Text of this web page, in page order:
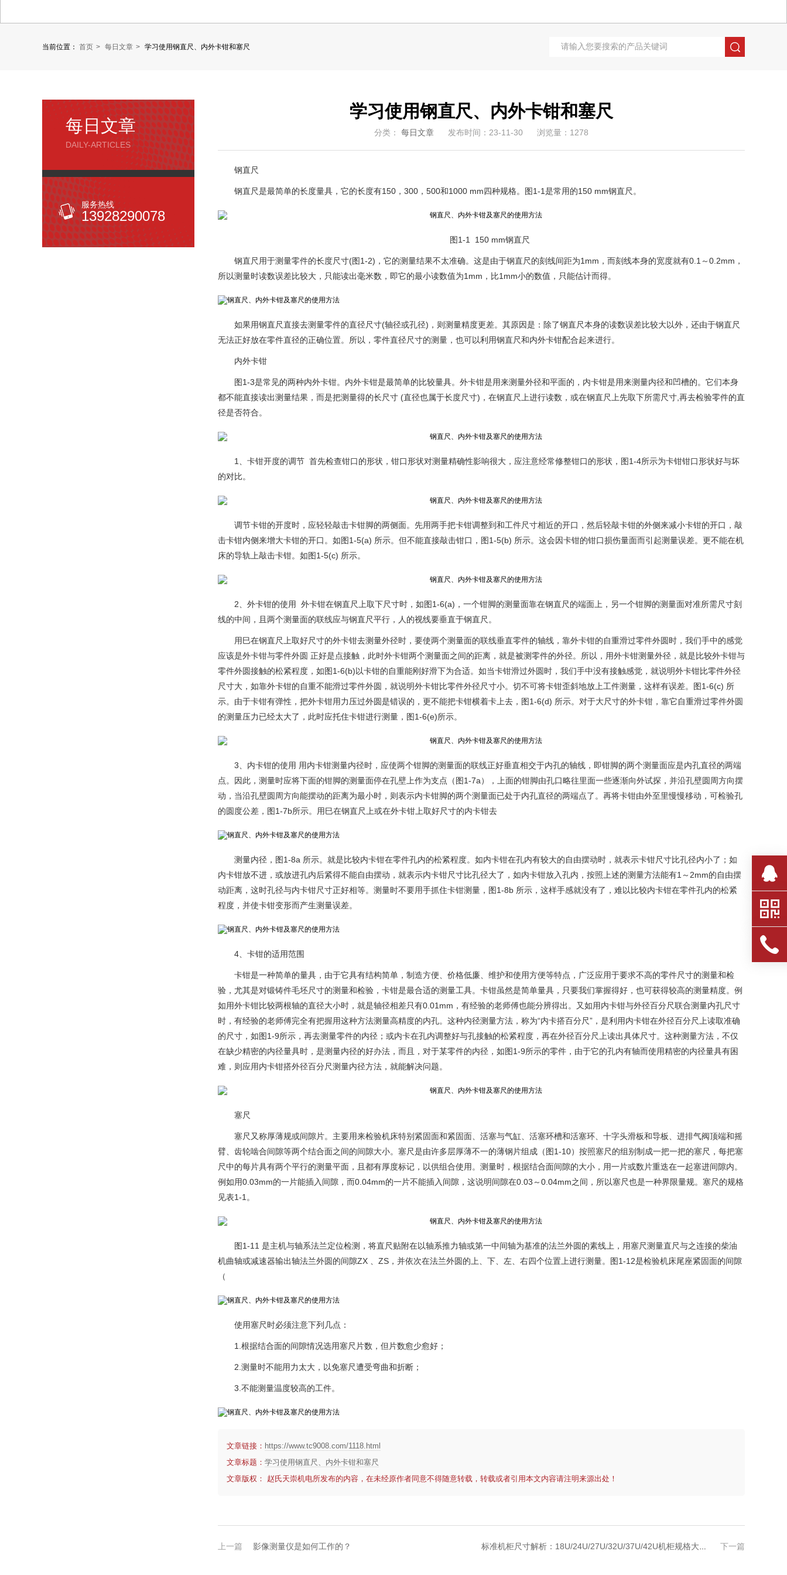
当前位置： 首页 每日文章 学习使用钢直尺、内外卡钳和塞尺
每日文章
DAILY-ARTICLES
服务热线
13928290078
学习使用钢直尺、内外卡钳和塞尺
分类： 每日文章 发布时间：23-11-30 浏览量：1278
钢直尺
钢直尺是最简单的长度量具，它的长度有150，300，500和1000 mm四种规格。图1-1是常用的150 mm钢直尺。
图1-1 150 mm钢直尺
钢直尺用于测量零件的长度尺寸(图1-2)，它的测量结果不太准确。这是由于钢直尺的刻线间距为1mm，而刻线本身的宽度就有0.1～0.2mm，
所以测量时读数误差比较大，只能读出毫米数，即它的最小读数值为1mm，比1mm小的数值，只能估计而得。
如果用钢直尺直接去测量零件的直径尺寸(轴径或孔径)，则测量精度更差。其原因是：除了钢直尺本身的读数误差比较大以外，还由于钢直尺
无法正好放在零件直径的正确位置。所以，零件直径尺寸的测量，也可以利用钢直尺和内外卡钳配合起来进行。
内外卡钳
图1-3是常见的两种内外卡钳。内外卡钳是最简单的比较量具。外卡钳是用来测量外径和平面的，内卡钳是用来测量内径和凹槽的。它们本身
都不能直接读出测量结果，而是把测量得的长尺寸 (直径也属于长度尺寸)，在钢直尺上进行读数，或在钢直尺上先取下所需尺寸,再去检验零件的直
径是否符合。
1、卡钳开度的调节 首先检查钳口的形状，钳口形状对测量精确性影响很大，应注意经常修整钳口的形状，图1-4所示为卡钳钳口形状好与坏
的对比。
调节卡钳的开度时，应轻轻敲击卡钳脚的两侧面。先用两手把卡钳调整到和工件尺寸相近的开口，然后轻敲卡钳的外侧来减小卡钳的开口，敲
击卡钳内侧来增大卡钳的开口。如图1-5(a) 所示。但不能直接敲击钳口，图1-5(b) 所示。这会因卡钳的钳口损伤量面而引起测量误差。更不能在机
床的导轨上敲击卡钳。如图1-5(c) 所示。
2、外卡钳的使用 外卡钳在钢直尺上取下尺寸时，如图1-6(a)，一个钳脚的测量面靠在钢直尺的端面上，另一个钳脚的测量面对准所需尺寸刻
线的中间，且两个测量面的联线应与钢直尺平行，人的视线要垂直于钢直尺。
用巳在钢直尺上取好尺寸的外卡钳去测量外径时，要使两个测量面的联线垂直零件的轴线，靠外卡钳的自重滑过零件外圆时，我们手中的感觉
应该是外卡钳与零件外圆 正好是点接触，此时外卡钳两个测量面之间的距离，就是被测零件的外径。所以，用外卡钳测量外径，就是比较外卡钳与
零件外圆接触的松紧程度，如图1-6(b)以卡钳的自重能刚好滑下为合适。如当卡钳滑过外圆时，我们手中没有接触感觉，就说明外卡钳比零件外径
尺寸大，如靠外卡钳的自重不能滑过零件外圆，就说明外卡钳比零件外径尺寸小。切不可将卡钳歪斜地放上工件测量，这样有误差。图1-6(c) 所
示。由于卡钳有弹性，把外卡钳用力压过外圆是错误的，更不能把卡钳横着卡上去，图1-6(d) 所示。对于大尺寸的外卡钳，靠它自重滑过零件外圆
的测量压力已经太大了，此时应托住卡钳进行测量，图1-6(e)所示。
3、内卡钳的使用 用内卡钳测量内径时，应使两个钳脚的测量面的联线正好垂直相交于内孔的轴线，即钳脚的两个测量面应是内孔直径的两端
点。因此，测量时应将下面的钳脚的测量面停在孔壁上作为支点（图1-7a），上面的钳脚由孔口略往里面一些逐渐向外试探，并沿孔壁圆周方向摆
动，当沿孔壁圆周方向能摆动的距离为最小时，则表示内卡钳脚的两个测量面已处于内孔直径的两端点了。再将卡钳由外至里慢慢移动，可检验孔
的圆度公差，图1-7b所示。用巳在钢直尺上或在外卡钳上取好尺寸的内卡钳去
测量内径，图1-8a 所示。就是比较内卡钳在零件孔内的松紧程度。如内卡钳在孔内有较大的自由摆动时，就表示卡钳尺寸比孔径内小了；如
内卡钳放不进，或放进孔内后紧得不能自由摆动，就表示内卡钳尺寸比孔径大了，如内卡钳放入孔内，按照上述的测量方法能有1～2mm的自由摆
动距离，这时孔径与内卡钳尺寸正好相等。测量时不要用手抓住卡钳测量，图1-8b 所示，这样手感就没有了，难以比较内卡钳在零件孔内的松紧
程度，并使卡钳变形而产生测量误差。
4、卡钳的适用范围
卡钳是一种简单的量具，由于它具有结构简单，制造方便、价格低廉、维护和使用方便等特点，广泛应用于要求不高的零件尺寸的测量和检
验，尤其是对锻铸件毛坯尺寸的测量和检验，卡钳是最合适的测量工具。卡钳虽然是简单量具，只要我们掌握得好，也可获得较高的测量精度。例
如用外卡钳比较两根轴的直径大小时，就是轴径相差只有0.01mm，有经验的老师傅也能分辨得出。又如用内卡钳与外径百分尺联合测量内孔尺寸
时，有经验的老师傅完全有把握用这种方法测量高精度的内孔。这种内径测量方法，称为“内卡搭百分尺”，是利用内卡钳在外径百分尺上读取准确
的尺寸，如图1-9所示，再去测量零件的内径；或内卡在孔内调整好与孔接触的松紧程度，再在外径百分尺上读出具体尺寸。这种测量方法，不仅
在缺少精密的内径量具时，是测量内径的好办法，而且，对于某零件的内径，如图1-9所示的零件，由于它的孔内有轴而使用精密的内径量具有困
难，则应用内卡钳搭外径百分尺测量内径方法，就能解决问题。
塞尺
塞尺又称厚薄规或间隙片。主要用来检验机床特别紧固面和紧固面、活塞与气缸、活塞环槽和活塞环、十字头滑板和导板、进排气阀顶端和摇
臂、齿轮啮合间隙等两个结合面之间的间隙大小。塞尺是由许多层厚薄不一的薄钢片组成（图1-10）按照塞尺的组别制成一把一把的塞尺，每把塞
尺中的每片具有两个平行的测量平面，且都有厚度标记，以供组合使用。测量时，根据结合面间隙的大小，用一片或数片重迭在一起塞进间隙内。
例如用0.03mm的一片能插入间隙，而0.04mm的一片不能插入间隙，这说明间隙在0.03～0.04mm之间，所以塞尺也是一种界限量规。塞尺的规格
见表1-1。
图1-11 是主机与轴系法兰定位检测，将直尺贴附在以轴系推力轴或第一中间轴为基准的法兰外圆的素线上，用塞尺测量直尺与之连接的柴油
机曲轴或减速器输出轴法兰外圆的间隙ZX 、ZS，并依次在法兰外圆的上、下、左、右四个位置上进行测量。图1-12是检验机床尾座紧固面的间隙
（
使用塞尺时必须注意下列几点：
1.根据结合面的间隙情况选用塞尺片数，但片数愈少愈好；
2.测量时不能用力太大，以免塞尺遭受弯曲和折断；
3.不能测量温度较高的工件。
文章链接： https://www.tc9008.com/1118.html
文章标题： 学习使用钢直尺、内外卡钳和塞尺
文章版权： 赵氏天崇机电所发布的内容，在未经原作者同意不得随意转载，转载或者引用本文内容请注明来源出处！
上一篇 影像测量仪是如何工作的？ 下一篇
标准机柜尺寸解析：18U/24U/27U/32U/37U/42U机柜规格大揭秘！